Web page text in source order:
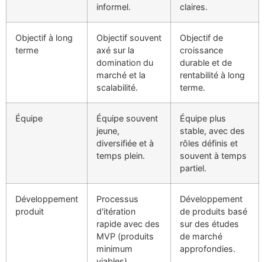
informel.
claires.
Objectif à long
terme
Objectif souvent
axé sur la
domination du
marché et la
scalabilité.
Objectif de
croissance
durable et de
rentabilité à long
terme.
Équipe
Équipe souvent
jeune,
diversifiée et à
temps plein.
Équipe plus
stable, avec des
rôles définis et
souvent à temps
partiel.
Développement
produit
Processus
d'itération
rapide avec des
MVP (produits
minimum
Développement
de produits basé
sur des études
de marché
approfondies.